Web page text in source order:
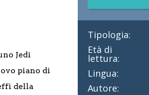
Jedi
piano di
della
Tipologia:
Età di
lettura:
Lingua:
Autore: